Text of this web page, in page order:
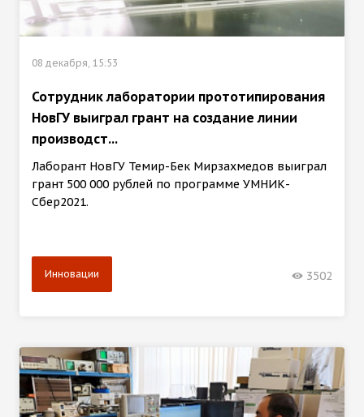
08 декабря, 15:53
Сотрудник лаборатории прототипирования
НовГУ выиграл грант на создание линии
производст...
Лаборант НовГУ Темир-Бек Мирзахмедов выиграл
грант 500 000 рублей по программе УМНИК-
Сбер2021.
Инновации 3502